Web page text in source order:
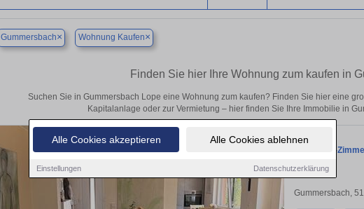
Alle Cookies akzeptieren Alle Cookies ablehnen
Einstellungen Datenschutzerklärung
Gummersbach× Wohnung Kaufen×
Finden Sie hier Ihre Wohnung zum kaufen in
Suchen Sie in Gummersbach Lope eine Wohnung zum kaufen? Finden Sie hier eine
Kapitalanlage oder zur Vermietung – hier finden Sie Ihre Immobilie in
Sanierte 2-
Gummersbach,